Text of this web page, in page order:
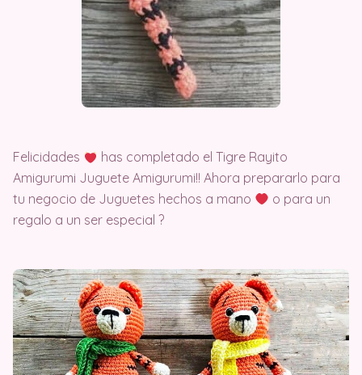
Felicidades
has completado el Tigre Rayito
Amigurumi Juguete Amigurumi!! Ahora prepararlo para
tu negocio de Juguetes hechos a mano
o para un
regalo a un ser especial ?